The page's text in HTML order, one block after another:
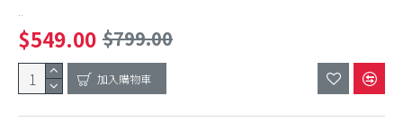
..
$549.00 $799.00
加入購物車